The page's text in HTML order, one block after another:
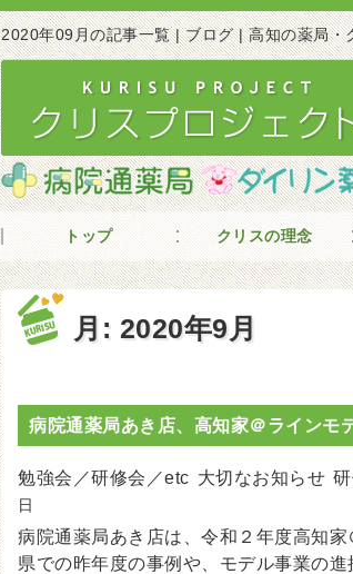
2020年09月の記事一覧 | ブログ | 高知の薬局・
トップ クリスの理念
月: 2020年9月
病院通薬局あき店、高知家＠ラインモ
勉強会／研修会／etc 大切なお知らせ
日
病院通薬局あき店は、令和２年度高知
県での昨年度の事例や、モデル事業の